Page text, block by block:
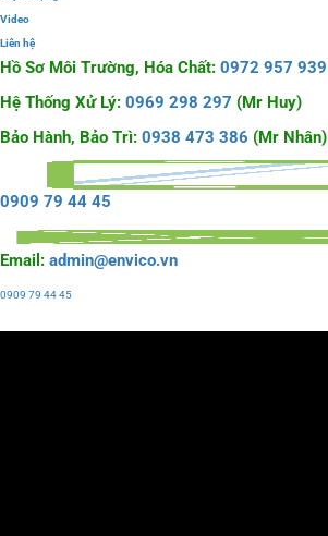
Video
Liên hệ
Hồ Sơ Môi Trường, Hóa Chất: 0972 957 939
Hệ Thống Xử Lý: 0969 298 297 (Mr Huy)
Bảo Hành, Bảo Trì: 0938 473 386 (Mr Nhân)
0909 79 44 45
Email: admin@envico.vn
0909 79 44 45